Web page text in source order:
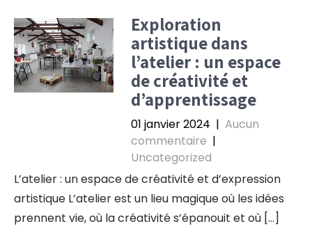
Exploration
artistique dans
l’atelier : un espace
de créativité et
d’apprentissage
01 janvier 2024 | Aucun
commentaire |
Uncategorized
L’atelier : un espace de créativité et d’expression
artistique L’atelier est un lieu magique où les idées
prennent vie, où la créativité s’épanouit et où […]